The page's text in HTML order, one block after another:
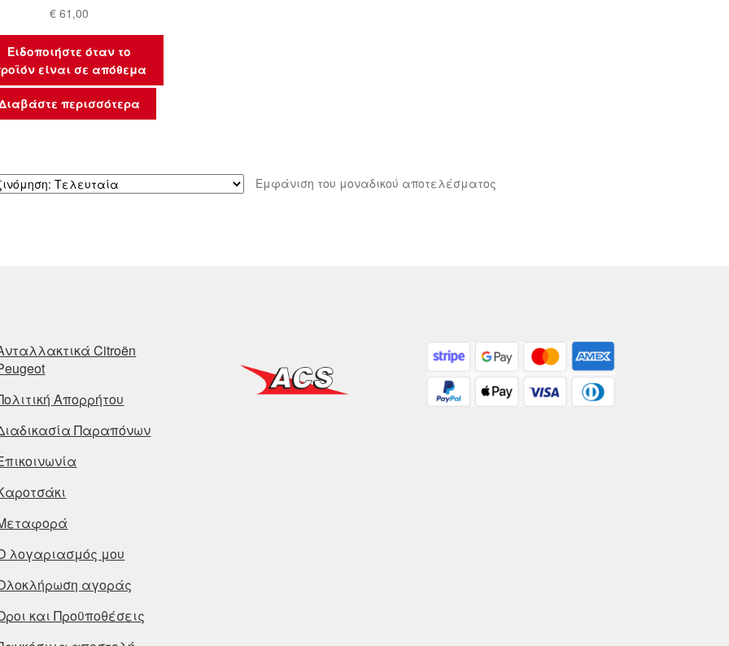
€ 61,00
Ειδοποιήστε όταν το
είναι σε απόθεμα
περισσότερα
Εμφάνιση του μοναδικού αποτελέσματος
Citroën
Απορρήτου
Παραπόνων
λογαριασμός μου
αγοράς
και Προϋποθέσεις